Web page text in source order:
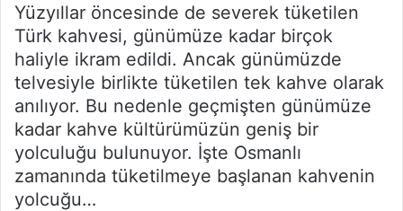
Yüzyıllar öncesinde de severek tüketilen
Türk kahvesi, günümüze kadar birçok
haliyle ikram edildi. Ancak günümüzde
telvesiyle birlikte tüketilen tek kahve olarak
anılıyor. Bu nedenle geçmişten günümüze
kadar kahve kültürümüzün geniş bir
yolculuğu bulunuyor. İşte Osmanlı
zamanında tüketilmeye başlanan kahvenin
yolcuğu…